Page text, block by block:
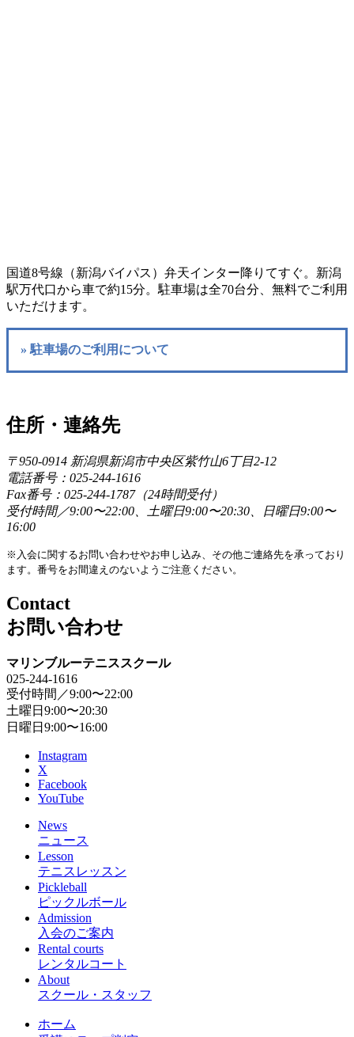
国道8号線（新潟バイパス）弁天インター降りてすぐ。新潟
駅万代口から車で約15分。駐車場は全70台分、無料でご利用
いただけます。
» 駐車場のご利用について
住所・連絡先
〒950-0914 新潟県新潟市中央区紫竹山6丁目2-12
電話番号：025-244-1616
Fax番号：025-244-1787（24時間受付）
受付時間／9:00〜22:00、土曜日9:00〜20:30、日曜日9:00〜
16:00
※入会に関するお問い合わせやお申し込み、その他ご連絡先を承っており
ます。番号をお間違えのないようご注意ください。
Contact
お問い合わせ
マリンブルーテニススクール
025-244-1616
受付時間／9:00〜22:00
土曜日9:00〜20:30
日曜日9:00〜16:00
Instagram
X
Facebook
YouTube
News
ニュース
Lesson
テニスレッスン
Pickleball
ピックルボール
Admission
入会のご案内
Rental courts
レンタルコート
About
スクール・スタッフ
ホーム